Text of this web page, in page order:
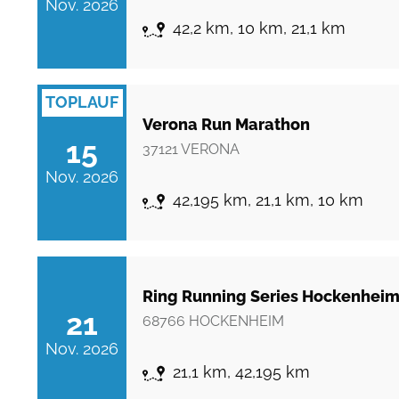
Nov. 2026
42,2 km, 10 km, 21,1 km
TOPLAUF
15
Nov. 2026
Verona Run Marathon
37121 VERONA
42,195 km, 21,1 km, 10 km
21
Nov. 2026
Ring Running Series Hockenheim
68766 HOCKENHEIM
21,1 km, 42,195 km